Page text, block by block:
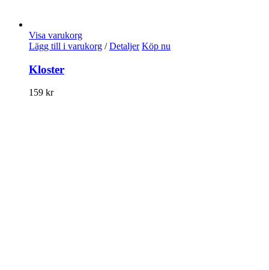
Visa varukorg
Lägg till i varukorg / Detaljer Köp nu
Kloster
159 kr